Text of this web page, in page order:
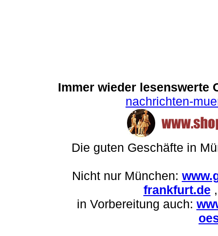
Immer wieder lesenswerte
nachrichten-
Die guten Geschäfte in
Nicht nur München:
frankfurt.de
in Vorbereitung auch: